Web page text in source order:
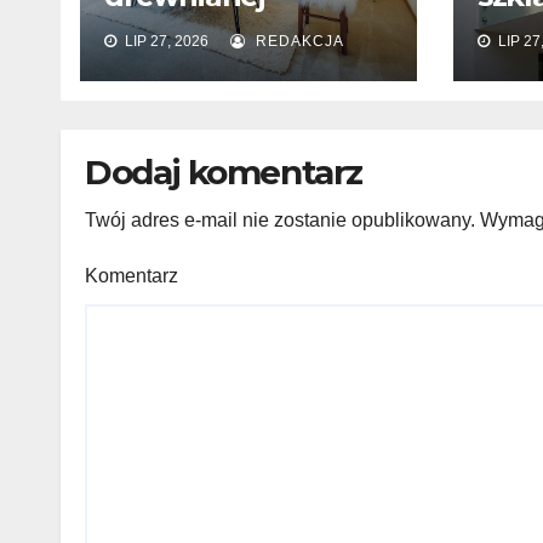
podłogi? Kolor,
wzór i materiał
LIP 27, 2026 REDAKCJA LIP
Dodaj komentarz
Twój adres e-mail nie zostanie opublikowany.
Komentarz